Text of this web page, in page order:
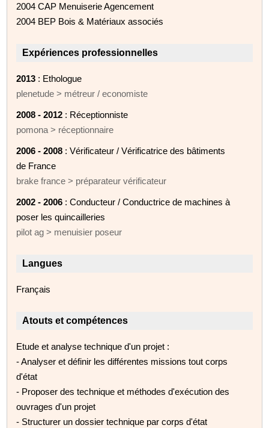
2004 CAP Menuiserie Agencement
2004 BEP Bois & Matériaux associés
Expériences professionnelles
2013 : Ethologue
plenetude > métreur / economiste
2008 - 2012 : Réceptionniste
pomona > réceptionnaire
2006 - 2008 : Vérificateur / Vérificatrice des bâtiments
de France
brake france > préparateur vérificateur
2002 - 2006 : Conducteur / Conductrice de machines à
poser les quincailleries
pilot ag > menuisier poseur
Langues
Français
Atouts et compétences
Etude et analyse technique d'un projet :
- Analyser et définir les différentes missions tout corps
d'état
- Proposer des technique et méthodes d'exécution des
ouvrages d'un projet
- Structurer un dossier technique par corps d'état